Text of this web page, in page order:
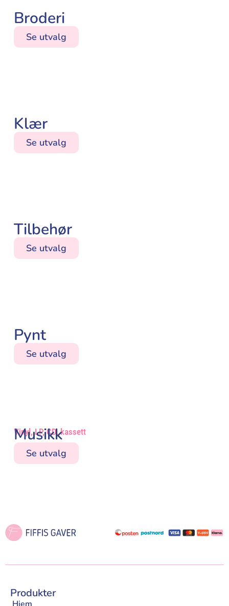
Broderi
Se utvalg
Klær
Se utvalg
Tilbehør
Se utvalg
Pynt
Se utvalg
Vinyl, LP, CD, kassett
Musikk
Se utvalg
Produkter